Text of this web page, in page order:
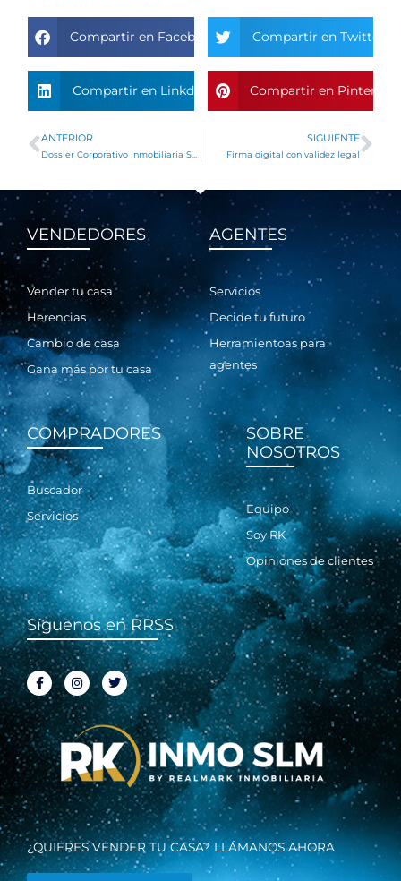
Compartir en Facebook Compartir en Twitter
Compartir en Linkdin Compartir en Pinterest
Ant
ANTERIOR SIGUIENTE
Firma digital con validez legal
VENDEDORES
Vender tu casa
Herencias
Cambio de casa
Gana más por tu casa
AGENTES
Servicios
Decide tu futuro
Herramientoas para
agentes
COMPRADORES
Buscador
Servicios
SOBRE
NOSOTROS
Equipo
Soy RK
Opiniones de clientes
Síguenos en RRSS
F
a
c
e
b
o
o
k
-
I
n
s
t
a
g
r
a
m
T
w
i
t
t
r
¿QUIERES VENDER TU CASA? LLÁMANOS AHORA